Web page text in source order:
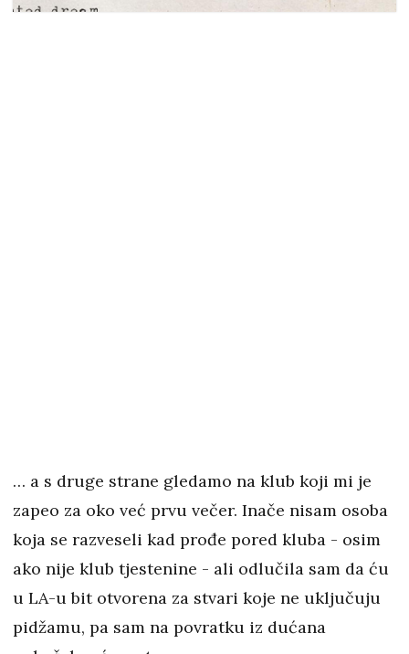
… a s druge strane gledamo na klub koji mi je
zapeo za oko već prvu večer. Inače nisam osoba
koja se razveseli kad prođe pored kluba - osim
ako nije klub tjestenine - ali odlučila sam da ću
u LA-u bit otvorena za stvari koje ne uključuju
pidžamu, pa sam na povratku iz dućana